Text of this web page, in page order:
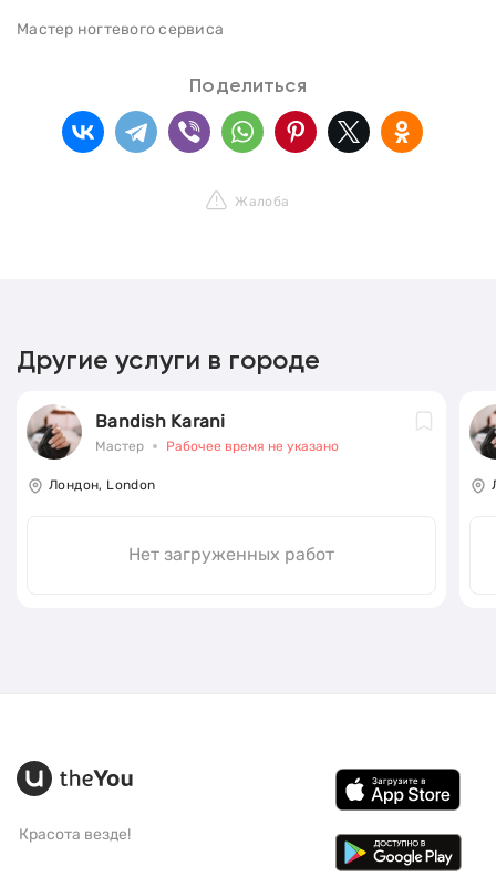
Мастер ногтевого сервиса
Поделиться
Жалоба
Другие услуги в городе
Bandish Karani
Мастер Рабочее время не указано
Лондон, London
Нет загруженных работ
Красота везде!